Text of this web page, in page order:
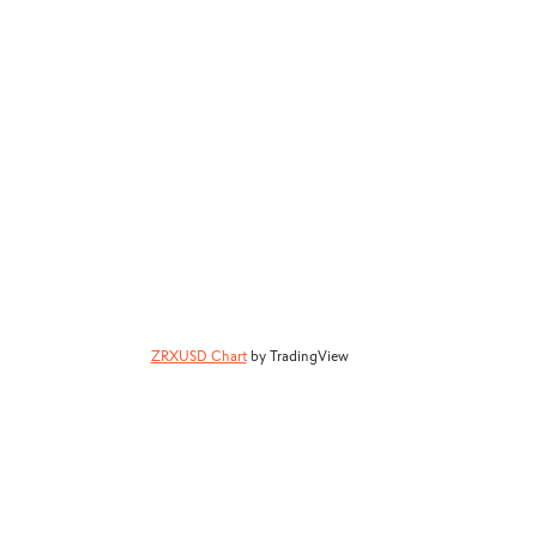
ZRXUSD Chartby TradingView